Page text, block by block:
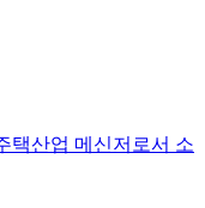
택산업 메신저로서 소